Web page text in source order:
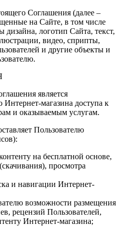
Соглашения (далее –
на Сайте, в том числе
логотип Сайта, текст,
видео, сприпты,
и другие объекты и
является
Интернет-магазина доступа к
и оказываемым услугам.
Пользователю
на бесплатной основе,
просмотра
и навигации Интернет-
возможности размещения
рецензий Пользователей,
Интернет-магазина;